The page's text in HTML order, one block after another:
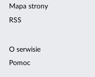
Mapa strony
RSS
O serwisie
Pomoc